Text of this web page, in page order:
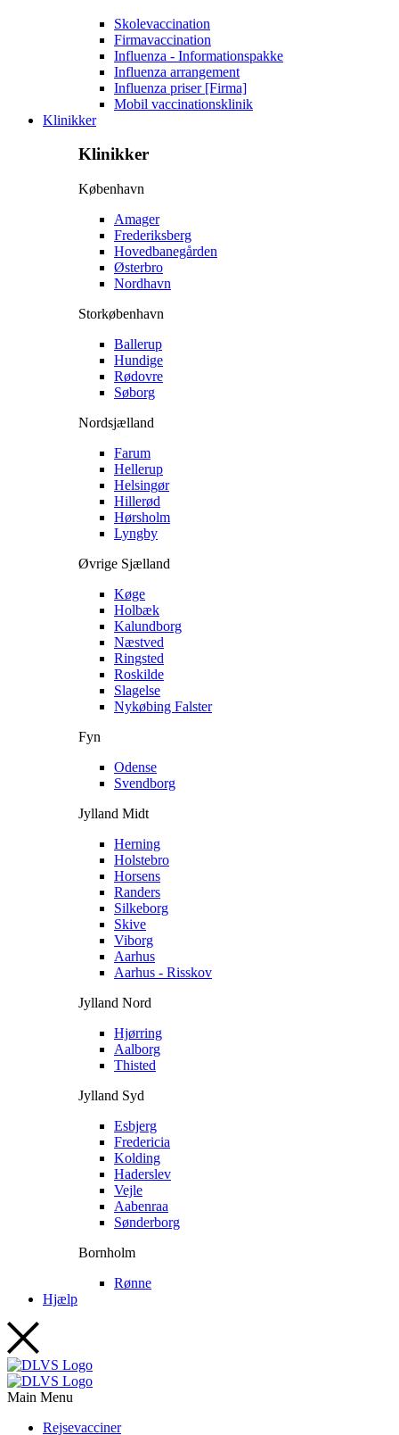
Skolevaccination
Firmavaccination
Influenza - Informationspakke
Influenza arrangement
Influenza priser [Firma]
Mobil vaccinationsklinik
Klinikker
Klinikker
København
Amager
Frederiksberg
Hovedbanegården
Østerbro
Nordhavn
Storkøbenhavn
Ballerup
Hundige
Rødovre
Søborg
Nordsjælland
Farum
Hellerup
Helsingør
Hillerød
Hørsholm
Lyngby
Øvrige Sjælland
Køge
Holbæk
Kalundborg
Næstved
Ringsted
Roskilde
Slagelse
Nykøbing Falster
Fyn
Odense
Svendborg
Jylland Midt
Herning
Holstebro
Horsens
Randers
Silkeborg
Skive
Viborg
Aarhus
Aarhus - Risskov
Jylland Nord
Hjørring
Aalborg
Thisted
Jylland Syd
Esbjerg
Fredericia
Kolding
Haderslev
Vejle
Aabenraa
Sønderborg
Bornholm
Rønne
Hjælp
Main Menu
Rejsevacciner